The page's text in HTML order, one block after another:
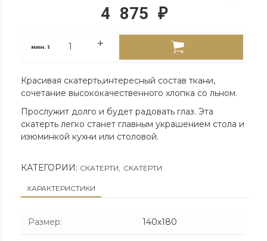
4 875 ₽
мин.1
Красивая скатерть,интересный состав ткани,
сочетание высококачественного хлопка со льном.
Прослужит долго и будет радовать глаз. Эта
скатерть легко станет главным украшением стола и
изюминкой кухни или столовой.
КАТЕГОРИИ: СКАТЕРТИ, СКАТЕРТИ
ХАРАКТЕРИСТИКИ
Размер: 140х180